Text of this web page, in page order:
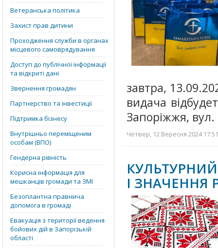
Ветеранська політика
Захист прав дитини
Проходження служби в органах
місцевого самоврядування
Доступ до публічної інформації
та відкриті дані
Звернення громадян
Партнерство та інвестиції
Підтримка бізнесу
Внутрішньо переміщеним
особам (ВПО)
Гендерна рівність
Корисна інформація для
мешканців громади та ЗМІ
Безоплантна правнича
допомога в громаді
Евакуація з території ведення
бойових дій в Запорізькій
області
завтра,
видача
Запоріжжя,
Четвер, 12 Вересня 2024
І ЗНАЧЕННЯ